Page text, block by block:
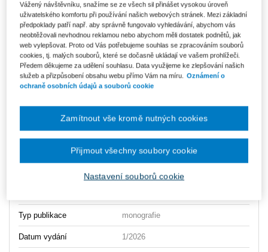
397 Kč
E-kniha Smarteca + soubory ke stažení
V prodeji - ihned k dispozici
Co je Smarteca?
Kde najdu soubory e-knih?
Upozorňujeme, že v období od 1.8. do 21.8. z technických
důvodů nemůžeme vystavovat daňové doklady. Budou vám
ks Vložit do košíku
Ceny jsou včetně DPH
Wolters Kluwer
Typ publikace monografie
Datum vydání 1/2026
Vážený návštěvníku, snažíme se ze všech sil přinášet vysokou úroveň
uživatelského komfortu při používání našich webových stránek. Mezi základní
předpoklady patří např. aby správně fungovalo vyhledávání, abychom vás
neobtěžovali nevhodnou reklamou nebo abychom měli dostatek podnětů, jak
web vylepšovat. Proto od Vás potřebujeme souhlas se zpracováním souborů
cookies, tj. malých souborů, které se dočasně ukládají ve vašem prohlížeči.
Předem děkujeme za udělení souhlasu. Data využijeme ke zlepšování našich
služeb a přizpůsobení obsahu webu přímo Vám na míru. Oznámení o
ochraně osobních údajů a souborů cookie
Nastavení souborů cookie
Zamítnout vše kromě nutných cookies
Přijmout všechny soubory cookie